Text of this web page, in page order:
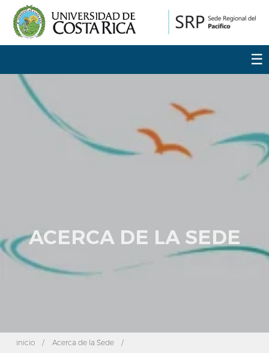
☰
ACERCA DE LA SEDE
inicio / Acerca de la Sede /